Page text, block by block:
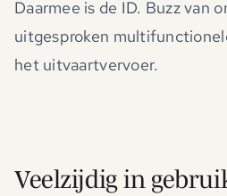
Daarmee is de ID. Buzz van
uitgesproken
het uitvaartvervoer.
Veelzijdig in